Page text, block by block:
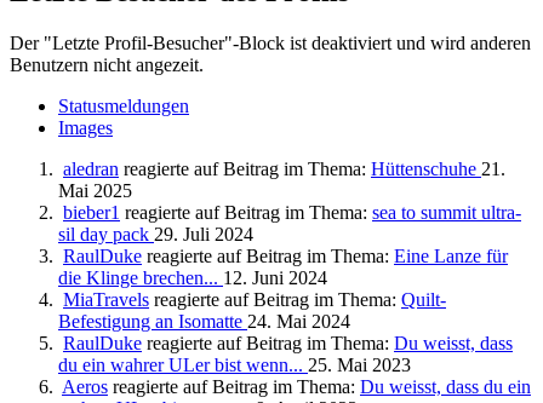
Der "Letzte Profil-Besucher"-Block ist deaktiviert und wird anderen
Benutzern nicht angezeit.
Statusmeldungen
Images
aledran reagierte auf Beitrag im Thema: Hüttenschuhe 21.
Mai 2025
bieber1 reagierte auf Beitrag im Thema: sea to summit ultra-
sil day pack 29. Juli 2024
RaulDuke reagierte auf Beitrag im Thema: Eine Lanze für
die Klinge brechen... 12. Juni 2024
MiaTravels reagierte auf Beitrag im Thema: Quilt-
Befestigung an Isomatte 24. Mai 2024
RaulDuke reagierte auf Beitrag im Thema: Du weisst, dass
du ein wahrer ULer bist wenn... 25. Mai 2023
Aeros reagierte auf Beitrag im Thema: Du weisst, dass du ein